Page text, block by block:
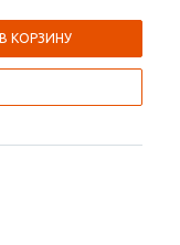
В КОРЗИНУ